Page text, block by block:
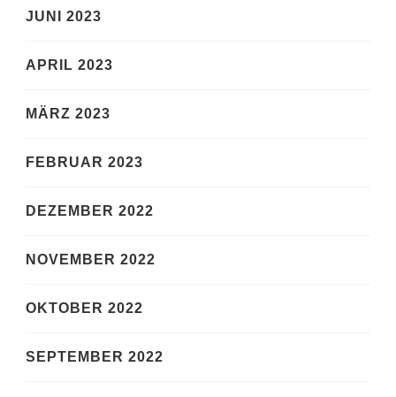
JUNI 2023
APRIL 2023
MÄRZ 2023
FEBRUAR 2023
DEZEMBER 2022
NOVEMBER 2022
OKTOBER 2022
SEPTEMBER 2022